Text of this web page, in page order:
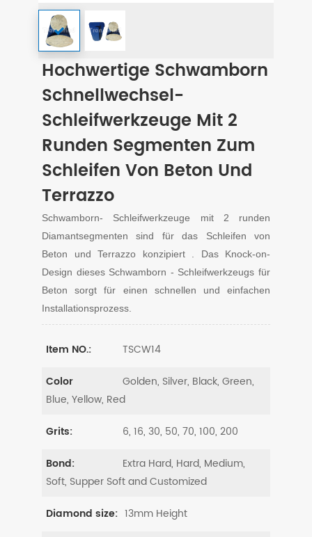
Hochwertige Schwamborn
Schnellwechsel-
Schleifwerkzeuge Mit 2
Runden Segmenten Zum
Schleifen Von Beton Und
Terrazzo
Schwamborn- Schleifwerkzeuge mit 2 runden
Diamantsegmenten sind für das Schleifen von
Beton und Terrazzo konzipiert
Das Knock-on-
Design dieses Schwamborn - Schleifwerkzeugs für
Betonsorgt für einen schnellen und einfachen
Installationsprozess.
Item NO.: TSCW14
Color
Golden, Silver, Black, Green,
Blue, Yellow, Red
Grits: 6, 16, 30, 50, 70, 100, 200
Bond:
Extra Hard, Hard, Medium,
Soft, Supper Soft and Customized
Diamond size: 13mm Height